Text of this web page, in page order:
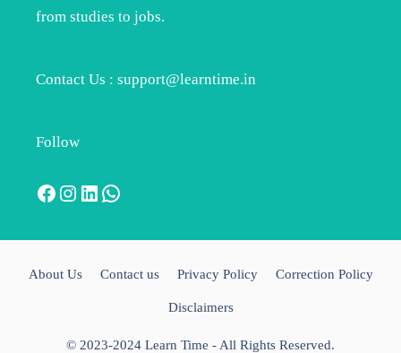
from studies to jobs.
Contact Us : support@learntime.in
Follow
Facebook
Instagram
LinkedIn
WhatsApp
About Us Contact us Privacy Policy Correction Policy
Disclaimers
© 2023-2024 Learn Time - All Rights Reserved.